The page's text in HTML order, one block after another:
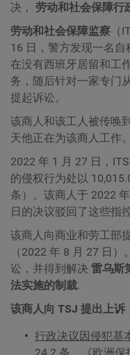
决， 劳动和社会保障行
劳动和社会保障监察 （
16 日，警方发现一名
在没有西班牙居留和工
务，随后针对一家专门
提起诉讼。
该商人和该工人被传唤
天他正在为该商人工作。
2022 年 1 月 27 日，
的侵权行为处以
条）。该商人于 2022
日的决议驳回了这些指
该商人向商业和劳工部
（2022 年 8 月 27 日
讼，并得到解决 雷乌斯
法实施的制裁.
该商人向 TSJ 提出上诉
行政决议因侵犯基